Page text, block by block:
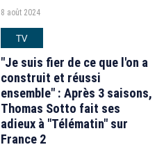
infarctus, son ami Gérard Holtz a
direct sur France 2.
8 août 2024
TV
"Je suis fier de ce que l'on a
construit et réussi
ensemble" : Après 3 saisons,
Thomas Sotto fait ses
adieux à "Télématin" sur
France 2